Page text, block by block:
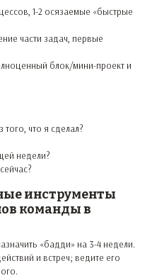
1-2 осязаемые «быстрые
части задач, первые
блок/мини-проект и
что я сделал?
недели?
инструменты
команды в
«бадди» на 3-4 недели.
и встреч; ведите его